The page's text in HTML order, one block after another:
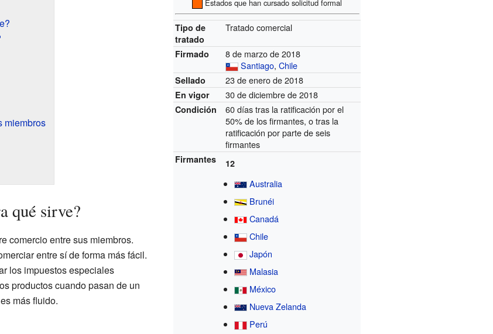
Estados que han cursado solicitud formal
Tipo de
tratado
Tratado comercial
Firmado
8 de marzo de 2018
Santiago,Chile
Sellado 23 de enero de 2018
En vigor 30 de diciembre de 2018
Condición
60 días tras la ratificación por el
50% de los firmantes, o tras la
ratificación por parte de seis
firmantes
Firmantes 12
Australia
Brunéi
Canadá
Chile
Japón
Malasia
México
Nueva Zelanda
Perú
miembros
qué sirve?
comercio entre sus miembros.
entre sí de forma más fácil.
los impuestos especiales
productos cuando pasan de un
más fluido.